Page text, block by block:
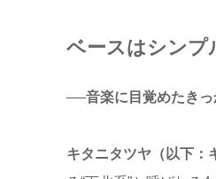
ベースはシンプ
──音楽に目覚めたきっ
キタニタツヤ（以下：